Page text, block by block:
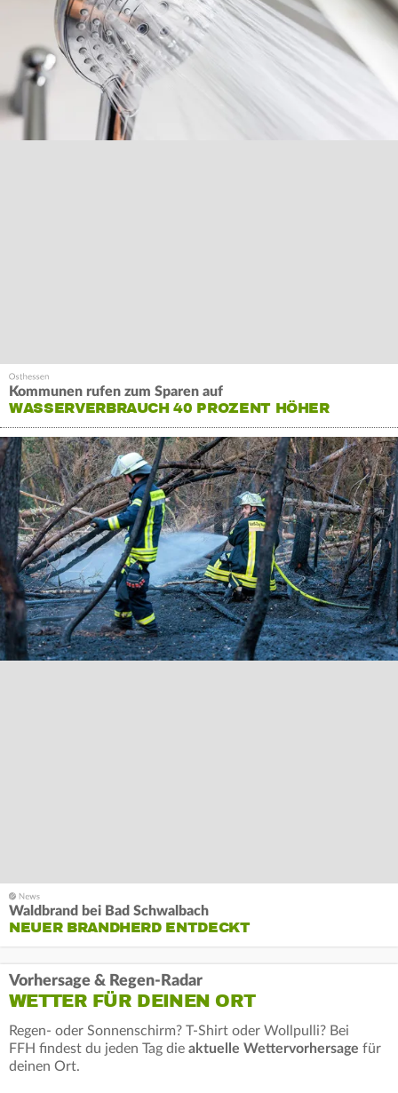
Kommunen rufen zum Sparen auf
WASSERVERBRAUCH 40 PROZENT HÖHER
Waldbrand bei Bad Schwalbach
NEUER BRANDHERD ENTDECKT
Vorhersage & Regen-Radar
WETTER FÜR DEINEN ORT
Regen- oder Sonnenschirm? T-Shirt oder Wollpulli? Bei
FFH findest du jeden Tag die aktuelle Wettervorhersage für
deinen Ort.